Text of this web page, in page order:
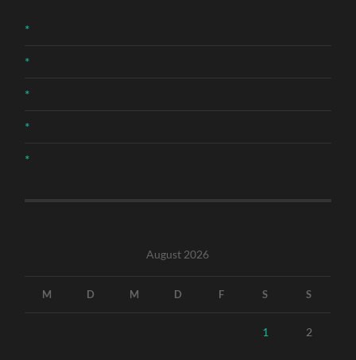
*
*
*
*
*
August 2026
M D M D F S S
1 2